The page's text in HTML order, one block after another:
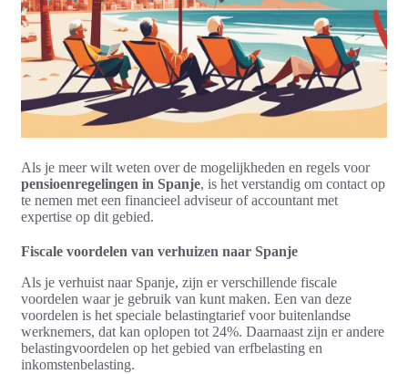
Als je meer wilt weten over de mogelijkheden en regels voor
pensioenregelingen in Spanje, is het verstandig om contact op
te nemen met een financieel adviseur of accountant met
expertise op dit gebied.
Fiscale voordelen van verhuizen naar Spanje
Als je verhuist naar Spanje, zijn er verschillende fiscale
voordelen waar je gebruik van kunt maken. Een van deze
voordelen is het speciale belastingtarief voor buitenlandse
werknemers, dat kan oplopen tot 24%. Daarnaast zijn er andere
belastingvoordelen op het gebied van erfbelasting en
inkomstenbelasting.